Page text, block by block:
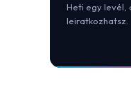
Heti egy levél,
leiratkozhatsz.